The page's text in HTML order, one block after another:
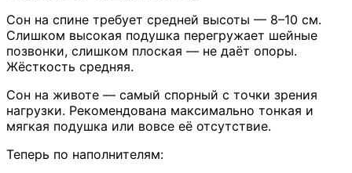
Сон на спине требует средней высоты — 8–10 см.
Слишком высокая подушка перегружает шейные
позвонки, слишком плоская — не даёт опоры.
Жёсткость средняя.
Сон на животе — самый спорный с точки зрения
нагрузки. Рекомендована максимально тонкая и
мягкая подушка или вовсе её отсутствие.
Теперь по наполнителям: